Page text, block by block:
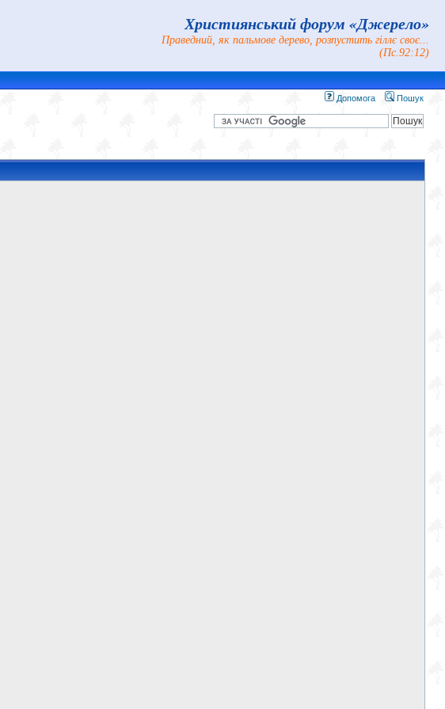
Християнський форум «Джерело»
Праведний, як пальмове дерево, розпустить гіллє своє...
(Пс.92:12)
Допомога Пошук